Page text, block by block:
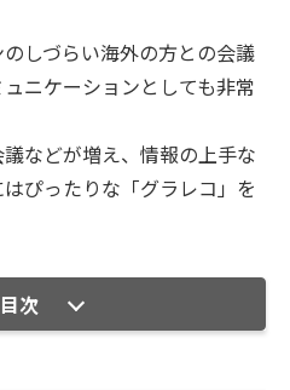
しづらい海外の方との会議
ニケーションとしても非常
などが増え、情報の上手な
ぴったりな「グラレコ」を
目次